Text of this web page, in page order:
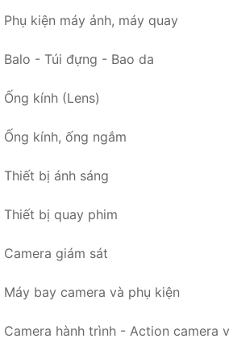
Phụ kiện máy ảnh, máy quay
Balo - Túi đựng - Bao da
Ống kính (Lens)
Ống kính, ống ngắm
Thiết bị ánh sáng
Thiết bị quay phim
Camera giám sát
Máy bay camera và phụ kiện
Camera hành trình - Action camera